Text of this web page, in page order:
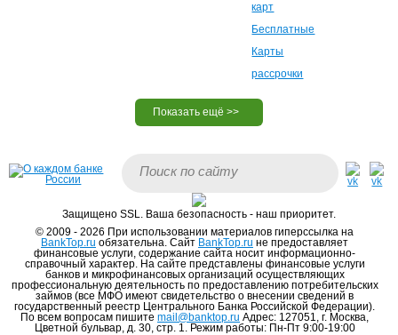
карт
Бесплатные
Карты
рассрочки
Защищено SSL. Ваша безопасность - наш приоритет.
© 2009 - 2026 При использовании материалов гиперссылка на
BankTop.ru обязательна. Сайт BankTop.ru не предоставляет
финансовые услуги, содержание сайта носит информационно-
справочный характер. На сайте представлены финансовые услуги
банков и микрофинансовых организаций осуществляющих
профессиональную деятельность по предоставлению потребительских
займов (все МФО имеют свидетельство о внесении сведений в
государственный реестр Центрального Банка Российской Федерации).
По всем вопросам пишите mail@banktop.ru Адрес: 127051, г. Москва,
Цветной бульвар, д. 30, стр. 1. Режим работы: Пн-Пт 9:00-19:00